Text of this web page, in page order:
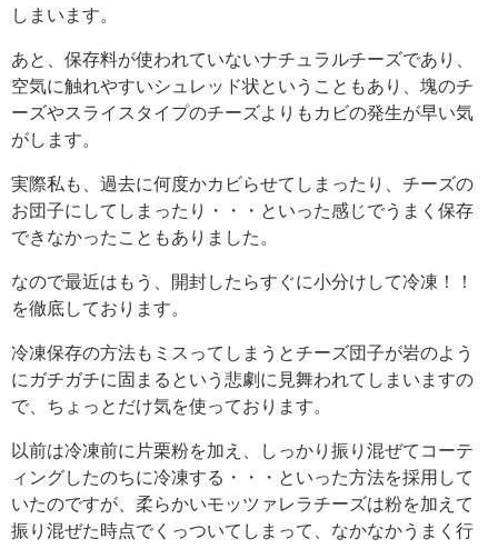
しまいます。
あと、保存料が使われていないナチュラルチーズであり、
空気に触れやすいシュレッド状ということもあり、塊のチ
ーズやスライスタイプのチーズよりもカビの発生が早い気
がします。
実際私も、過去に何度かカビらせてしまったり、チーズの
お団子にしてしまったり・・・といった感じでうまく保存
できなかったこともありました。
なので最近はもう、開封したらすぐに小分けして冷凍！！
を徹底しております。
冷凍保存の方法もミスってしまうとチーズ団子が岩のよう
にガチガチに固まるという悲劇に見舞われてしまいますの
で、ちょっとだけ気を使っております。
以前は冷凍前に片栗粉を加え、しっかり振り混ぜてコーテ
ィングしたのちに冷凍する・・・といった方法を採用して
いたのですが、柔らかいモッツァレラチーズは粉を加えて
振り混ぜた時点でくっついてしまって、なかなかうまく行